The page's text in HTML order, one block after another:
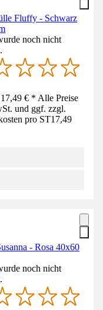
Fluffy - Schwarz
noch nicht
€ * Alle Preise
und ggf. zzgl.
pro ST17,49
- Rosa 40x60
noch nicht